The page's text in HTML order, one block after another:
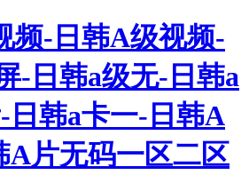
频-日韩A级视频-
-日韩a级无-日韩a
日韩a卡一-日韩A
A片无码一区二区